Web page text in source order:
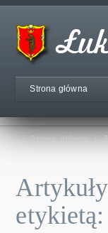
Strona główna
Strona główna
etykietą: